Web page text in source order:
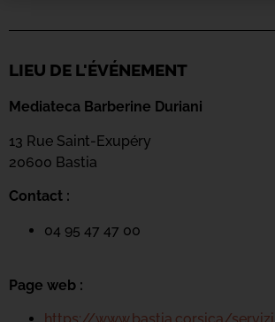
LIEU DE L'ÉVÉNEMENT
Mediateca Barberine Duriani
13 Rue Saint-Exupéry
20600 Bastia
Contact :
04 95 47 47 00
Page web :